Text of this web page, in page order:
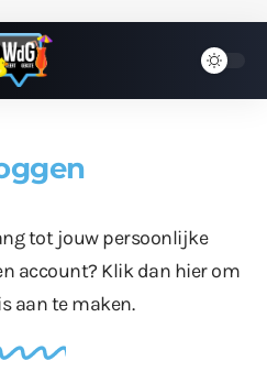
tot jouw persoonlijke
account? Klik dan hierom
aan te maken.